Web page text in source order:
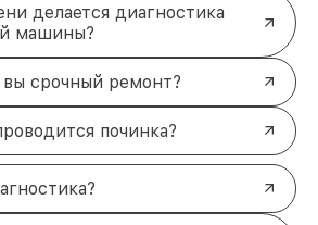
делается диагностика
машины?
срочный ремонт?
починка?